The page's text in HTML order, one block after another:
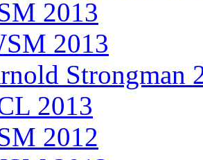
2013
2013
Strongman
2013
2012